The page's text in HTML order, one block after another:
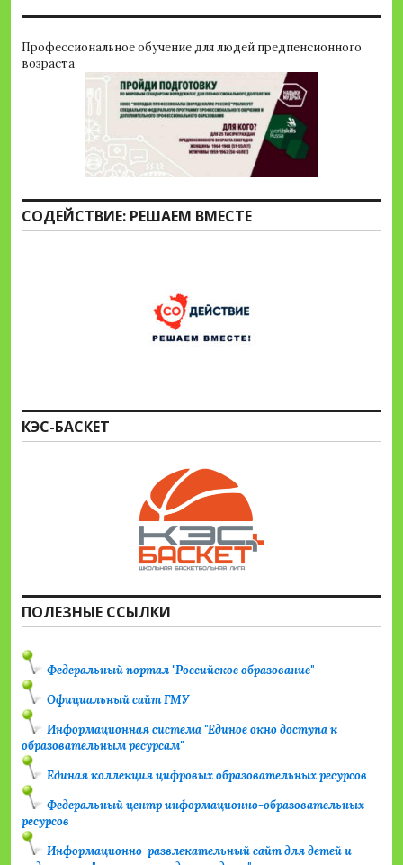
Профессиональное обучение для людей предпенсионного
возраста
СОДЕЙСТВИЕ: РЕШАЕМ ВМЕСТЕ
КЭС-БАСКЕТ
ПОЛЕЗНЫЕ ССЫЛКИ
Федеральный портал "Российское образование"
Официальный сайт ГМУ
Информационная система "Единое окно доступа к
образовательным ресурсам"
Единая коллекция цифровых образовательных ресурсов
Федеральный центр информационно-образовательных
ресурсов
Информационно-развлекательный сайт для детей и